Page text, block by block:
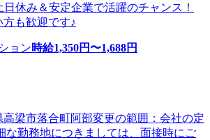
日休み＆安定企業で活躍のチャンス！
も歓迎です♪
ョン時給1,350円〜1,688円
高梁市落合町阿部変更の範囲：会社の定
勤務地につきましては、面接時にご